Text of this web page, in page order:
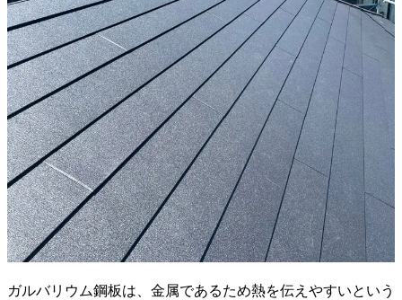
ガルバリウム鋼板は、金属であるため熱を伝えやすいという